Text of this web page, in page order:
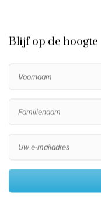
Blijf op de hoogte